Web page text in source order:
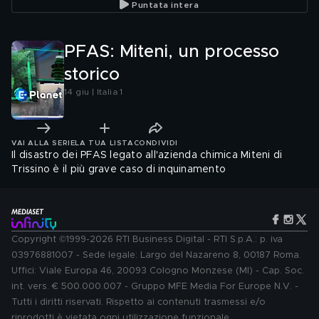
Puntata intera
PFAS: Miteni, un processo
storico
14 giu | Italia 1
VAI ALLA SERIE LA TUA LISTA CONDIVIDI
Il disastro dei PFAS legato all'azienda chimica Miteni di
Trissino è il più grave caso di inquinamento
Copyright ©1999-2026 RTI Business Digital - RTI S.p.A.: p. iva
03976881007 - Sede legale: Largo del Nazareno 8, 00187 Roma.
Uffici: Viale Europa 46, 20093 Cologno Monzese (MI) - Cap. Soc.
int. vers. € 500.000.007 - Gruppo MFE Media For Europe N.V. -
Tutti i diritti riservati. Rispetto ai contenuti trasmessi e/o